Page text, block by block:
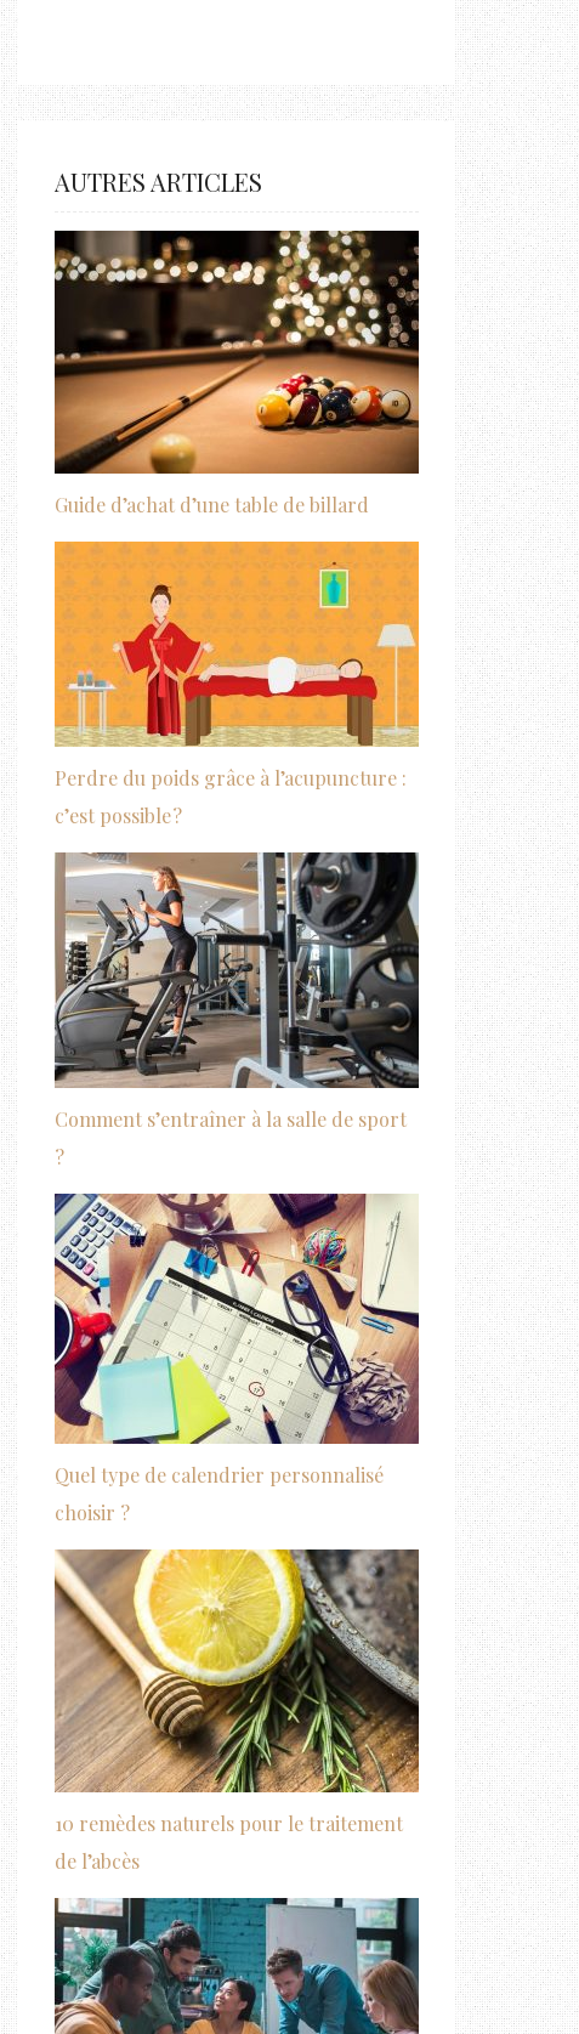
AUTRES ARTICLES
Guide d’achat d’une table de billard
Perdre du poids grâce à l’acupuncture :
c’est possible ?
Comment s’entraîner à la salle de sport
?
Quel type de calendrier personnalisé
choisir ?
10 remèdes naturels pour le traitement
de l’abcès